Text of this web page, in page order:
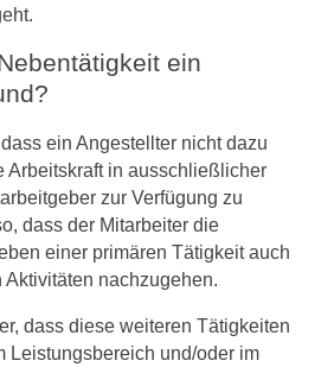
ein
ein Angestellter nicht dazu
Arbeitskraft in ausschließlicher
zur Verfügung zu
dass der Mitarbeiter die
einer primären Tätigkeit auch
nachzugehen.
dass diese weiteren Tätigkeiten
Leistungsbereich und/oder im